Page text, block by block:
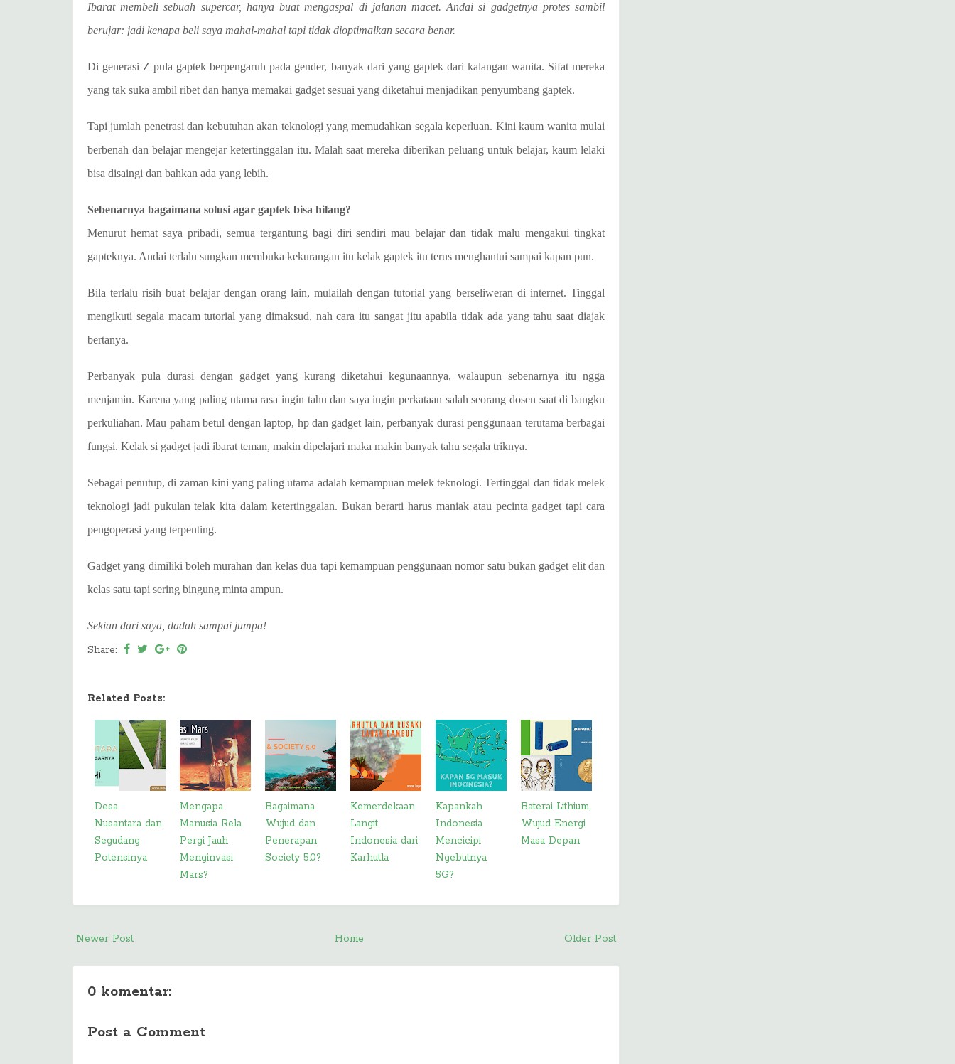
Ibarat membeli sebuah supercar, hanya buat mengaspal di jalanan macet. Andai si gadgetnya protes sambil
berujar: jadi kenapa beli saya mahal-mahal tapi tidak dioptimalkan secara benar.
Di generasi Z pula gaptek berpengaruh pada gender, banyak dari yang gaptek dari kalangan wanita. Sifat mereka
yang tak suka ambil ribet dan hanya memakai gadget sesuai yang diketahui menjadikan penyumbang gaptek.
Tapi jumlah penetrasi dan kebutuhan akan teknologi yang memudahkan segala keperluan. Kini kaum wanita mulai
berbenah dan belajar mengejar ketertinggalan itu. Malah saat mereka diberikan peluang untuk belajar, kaum lelaki
bisa disaingi dan bahkan ada yang lebih.
Sebenarnya bagaimana solusi agar gaptek bisa hilang?
Menurut hemat saya pribadi, semua tergantung bagi diri sendiri mau belajar dan tidak malu mengakui tingkat
gapteknya. Andai terlalu sungkan membuka kekurangan itu kelak gaptek itu terus menghantui sampai kapan pun.
Bila terlalu risih buat belajar dengan orang lain, mulailah dengan tutorial yang berseliweran di internet. Tinggal
mengikuti segala macam tutorial yang dimaksud, nah cara itu sangat jitu apabila tidak ada yang tahu saat diajak
bertanya.
Perbanyak pula durasi dengan gadget yang kurang diketahui kegunaannya, walaupun sebenarnya itu ngga
menjamin. Karena yang paling utama rasa ingin tahu dan saya ingin perkataan salah seorang dosen saat di bangku
perkuliahan. Mau paham betul dengan laptop, hp dan gadget lain, perbanyak durasi penggunaan terutama berbagai
fungsi. Kelak si gadget jadi ibarat teman, makin dipelajari maka makin banyak tahu segala triknya.
Sebagai penutup, di zaman kini yang paling utama adalah kemampuan melek teknologi. Tertinggal dan tidak melek
teknologi jadi pukulan telak kita dalam ketertinggalan. Bukan berarti harus maniak atau pecinta gadget tapi cara
pengoperasi yang terpenting.
Gadget yang dimiliki boleh murahan dan kelas dua tapi kemampuan penggunaan nomor satu bukan gadget elit dan
kelas satu tapi sering bingung minta ampun.
Sekian dari saya, dadah sampai jumpa!
Share:
Related Posts:
Desa
Nusantara dan
Segudang
Potensinya
Mengapa
Manusia Rela
Pergi Jauh
Menginvasi
Mars?
Bagaimana
Wujud dan
Penerapan
Society 5.0?
Kemerdekaan
Langit
Indonesia dari
Karhutla
Kapankah
Indonesia
Mencicipi
Ngebutnya
5G?
Baterai Lithium,
Wujud Energi
Masa Depan
Newer Post Older Post
Home
0 komentar:
Post a Comment